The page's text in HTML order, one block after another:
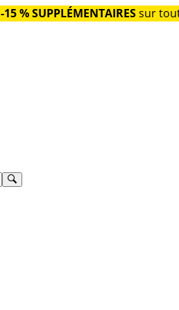
-15 % SUPPLÉMENTAIRESsur